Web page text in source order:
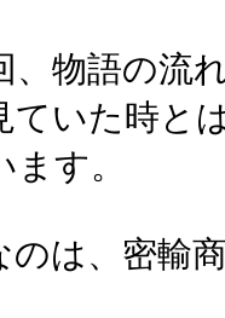
、物語の流
ていた時と
す。
のは、密輸